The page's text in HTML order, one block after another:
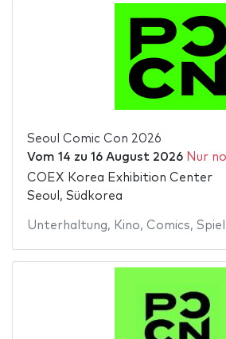
Seoul Comic Con 2026
Vom 14 zu 16 August 2026 Nur
COEX Korea Exhibition Center
Seoul, Südkorea
Unterhaltung, Kino, Comics,